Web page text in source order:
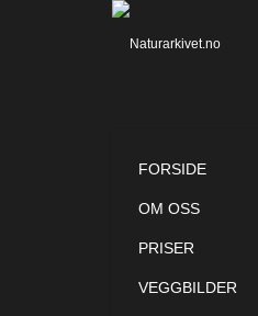
FORSIDE
OM OSS
PRISER
VEGGBILDER